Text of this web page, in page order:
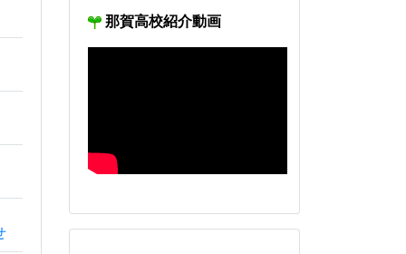
加
那賀高校紹介動画